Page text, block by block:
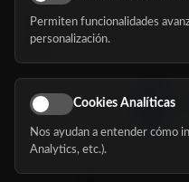
Nosotros
Síguenos
Permiten funcionalidades
personalización.
Cookies Analíticas
Nos ayudan a entender cómo
Analytics, etc.).